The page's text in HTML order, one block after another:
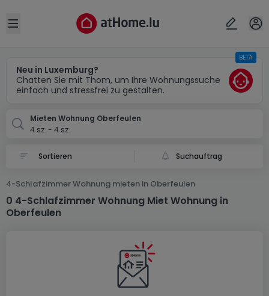
Open sidebar
Neu in Luxemburg?
Chatten Sie mit Thom, um Ihre Wohnungssuche
einfach und stressfrei zu gestalten.
BETA
Mieten Wohnung Oberfeulen
4 sz. - 4 sz.
Suchauftrag
4-Schlafzimmer Wohnung mieten in Oberfeulen
0 4-Schlafzimmer Wohnung Miet Wohnung in
Oberfeulen
Ort
Abbrechen ok